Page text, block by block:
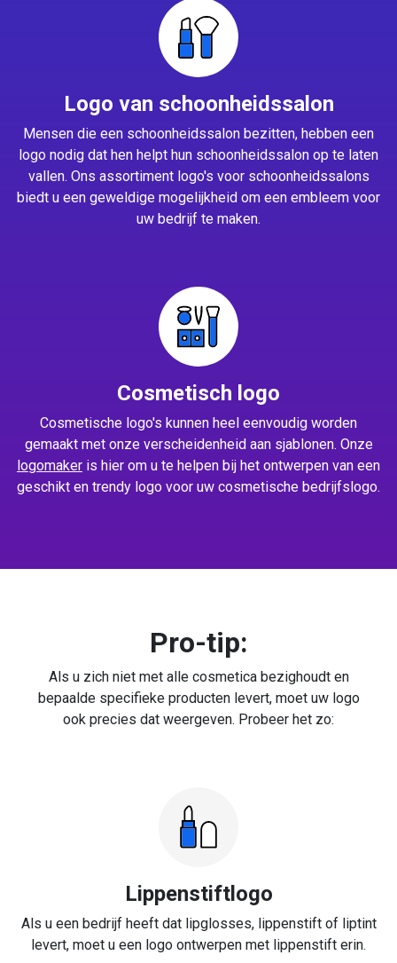
Logo van schoonheidssalon
Mensen die een schoonheidssalon bezitten, hebben een
logo nodig dat hen helpt hun schoonheidssalon op te laten
vallen. Ons assortiment logo's voor schoonheidssalons
biedt u een geweldige mogelijkheid om een embleem voor
uw bedrijf te maken.
Cosmetisch logo
Cosmetische logo's kunnen heel eenvoudig worden
gemaakt met onze verscheidenheid aan sjablonen. Onze
logomaker is hier om u te helpen bij het ontwerpen van een
geschikt en trendy logo voor uw cosmetische bedrijfslogo.
Pro-tip:
Als u zich niet met alle cosmetica bezighoudt en
bepaalde specifieke producten levert, moet uw logo
ook precies dat weergeven. Probeer het zo:
Lippenstiftlogo
Als u een bedrijf heeft dat lipglosses, lippenstift of liptint
levert, moet u een logo ontwerpen met lippenstift erin.